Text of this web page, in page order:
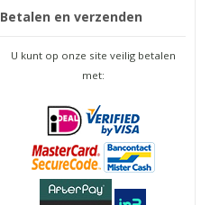
Betalen en verzenden
U kunt op onze site veilig betalen
met: